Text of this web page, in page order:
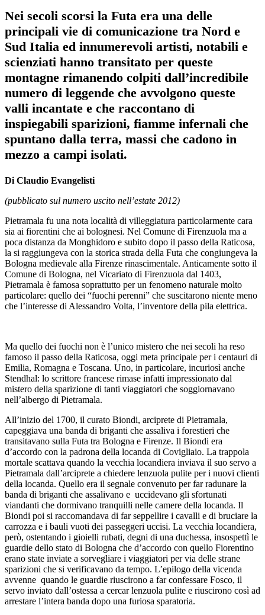
Nei secoli scorsi la Futa era una delle
principali vie di comunicazione tra Nord e
Sud Italia ed innumerevoli artisti, notabili e
scienziati hanno transitato per queste
montagne rimanendo colpiti dall’incredibile
numero di leggende che avvolgono queste
valli incantate e che raccontano di
inspiegabili sparizioni, fiamme infernali che
spuntano dalla terra, massi che cadono in
mezzo a campi isolati.
Di Claudio Evangelisti
(pubblicato sul numero uscito nell’estate 2012)
Pietramala fu una nota località di villeggiatura particolarmente cara
sia ai fiorentini che ai bolognesi. Nel Comune di Firenzuola ma a
poca distanza da Monghidoro e subito dopo il passo della Raticosa,
la si raggiungeva con la storica strada della Futa che congiungeva la
Bologna medievale alla Firenze rinascimentale. Anticamente sotto il
Comune di Bologna, nel Vicariato di Firenzuola dal 1403,
Pietramala è famosa soprattutto per un fenomeno naturale molto
particolare: quello dei “fuochi perenni” che suscitarono niente meno
che l’interesse di Alessandro Volta, l’inventore della pila elettrica.
Ma quello dei fuochi non è l’unico mistero che nei secoli ha reso
famoso il passo della Raticosa, oggi meta principale per i centauri di
Emilia, Romagna e Toscana. Uno, in particolare, incuriosì anche
Stendhal: lo scrittore francese rimase infatti impressionato dal
mistero della sparizione di tanti viaggiatori che soggiornavano
nell’albergo di Pietramala.
All’inizio del 1700, il curato Biondi, arciprete di Pietramala,
capeggiava una banda di briganti che assaliva i forestieri che
transitavano sulla Futa tra Bologna e Firenze. Il Biondi era
d’accordo con la padrona della locanda di Covigliaio. La trappola
mortale scattava quando la vecchia locandiera inviava il suo servo a
Pietramala dall’arciprete a chiedere lenzuola pulite per i nuovi clienti
della locanda. Quello era il segnale convenuto per far radunare la
banda di briganti che assalivano e uccidevano gli sfortunati
viandanti che dormivano tranquilli nelle camere della locanda. Il
Biondi poi si raccomandava di far seppellire i cavalli e di bruciare la
carrozza e i bauli vuoti dei passeggeri uccisi. La vecchia locandiera,
però, ostentando i gioielli rubati, degni di una duchessa, insospettì le
guardie dello stato di Bologna che d’accordo con quello Fiorentino
erano state inviate a sorvegliare i viaggiatori per via delle strane
sparizioni che si verificavano da tempo. L’epilogo della vicenda
avvenne quando le guardie riuscirono a far confessare Fosco, il
servo inviato dall’ostessa a cercar lenzuola pulite e riuscirono così ad
arrestare l’intera banda dopo una furiosa sparatoria.